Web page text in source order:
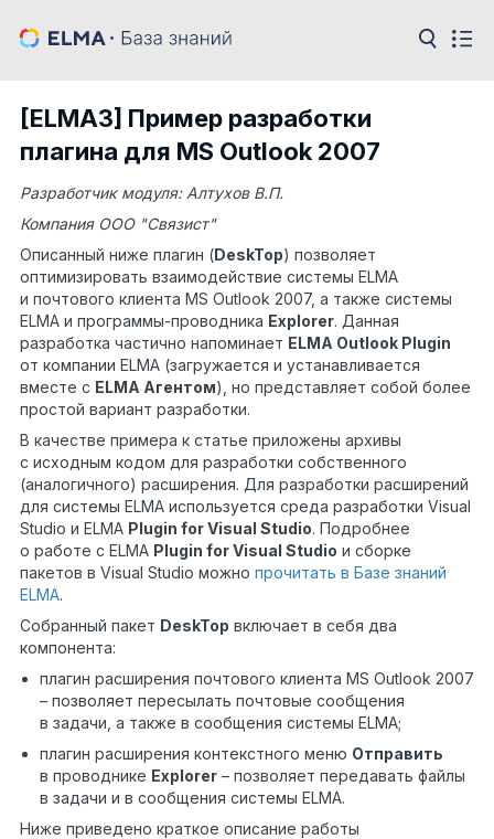
[ELMA3] Пример разработки
плагина для MS Outlook 2007
Разработчик модуля: Алтухов В.П.
Компания ООО "Связист"
Описанный ниже плагин (DeskTop) позволяет
оптимизировать взаимодействие системы ELMA
и почтового клиента MS Outlook 2007, а также системы
ELMA и программы-проводника Explorer. Данная
разработка частично напоминает ELMA Outlook Plugin
от компании ELMA (загружается и устанавливается
вместе с ELMA Агентом), но представляет собой более
простой вариант разработки.
В качестве примера к статье приложены архивы
с исходным кодом для разработки собственного
(аналогичного) расширения. Для разработки расширений
для системы ELMA используется среда разработки Visual
Studio и ELMA Plugin for Visual Studio. Подробнее
о работе с ELMA Plugin for Visual Studio и сборке
пакетов в Visual Studio можно прочитать в Базе знаний
ELMA.
Собранный пакет DeskTop включает в себя два
компонента:
плагин расширения почтового клиента MS Outlook 2007
– позволяет пересылать почтовые сообщения
в задачи, а также в сообщения системы ELMA;
плагин расширения контекстного меню Отправить
в проводнике Explorer – позволяет передавать файлы
в задачи и в сообщения системы ELMA.
Ниже приведено краткое описание работы